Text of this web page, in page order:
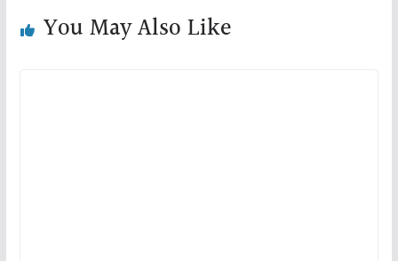
You May Also Like